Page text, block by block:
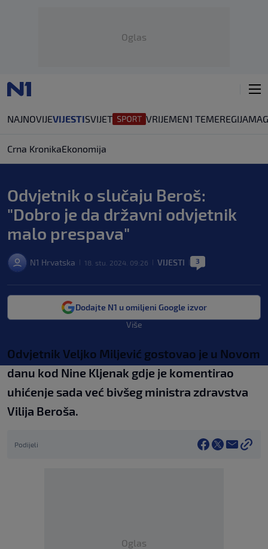
Oglas
NAJNOVIJEVIJESTISVIJET VRIJEMEN1 TEMEREGIJA
Crna KronikaEkonomija
Odvjetnik o slučaju Beroš:
"Dobro je da državni odvjetnik
malo prespava"
N1 Hrvatska 18. stu. 2024. 09:26 VIJESTI 3
Dodajte N1 u omiljeni Google izvor
Više
Odvjetnik Veljko Miljević gostovao je u Novom
danu kod Nine Kljenak gdje je komentirao
uhićenje sada već bivšeg ministra zdravstva
Vilija Beroša.
Podijeli
Oglas